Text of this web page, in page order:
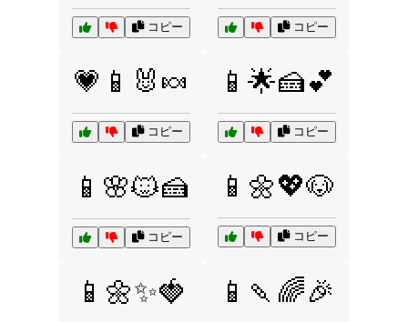
コピー コピー
💗📱🐰🍬
コピー
📱🌟🍰💕
コピー
📱🌸🐱🍰
コピー
📱🌼💖🐶
コピー
📱🌼✨🍓 📱🍡🌈🎉